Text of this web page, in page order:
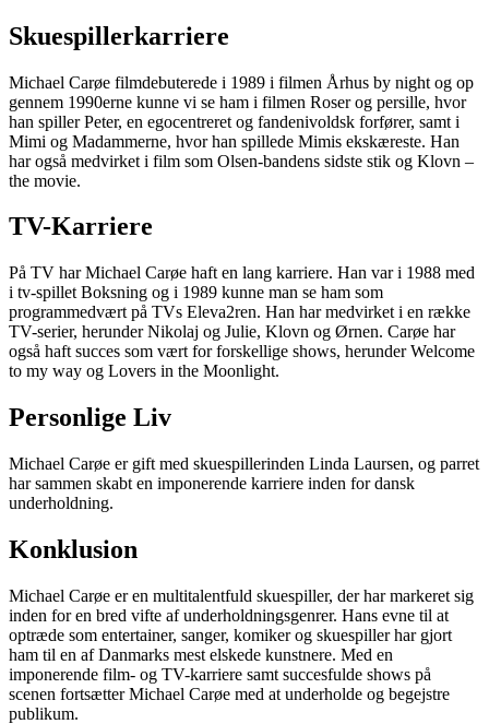
Skuespillerkarriere
Michael Carøe filmdebuterede i 1989 i filmen Århus by night og op
gennem 1990erne kunne vi se ham i filmen Roser og persille, hvor
han spiller Peter, en egocentreret og fandenivoldsk forfører, samt i
Mimi og Madammerne, hvor han spillede Mimis ekskæreste. Han
har også medvirket i film som Olsen-bandens sidste stik og Klovn –
the movie.
TV-Karriere
På TV har Michael Carøe haft en lang karriere. Han var i 1988 med
i tv-spillet Boksning og i 1989 kunne man se ham som
programmedvært på TVs Eleva2ren. Han har medvirket i en række
TV-serier, herunder Nikolaj og Julie, Klovn og Ørnen. Carøe har
også haft succes som vært for forskellige shows, herunder Welcome
to my way og Lovers in the Moonlight.
Personlige Liv
Michael Carøe er gift med skuespillerinden Linda Laursen, og parret
har sammen skabt en imponerende karriere inden for dansk
underholdning.
Konklusion
Michael Carøe er en multitalentfuld skuespiller, der har markeret sig
inden for en bred vifte af underholdningsgenrer. Hans evne til at
optræde som entertainer, sanger, komiker og skuespiller har gjort
ham til en af Danmarks mest elskede kunstnere. Med en
imponerende film- og TV-karriere samt succesfulde shows på
scenen fortsætter Michael Carøe med at underholde og begejstre
publikum.